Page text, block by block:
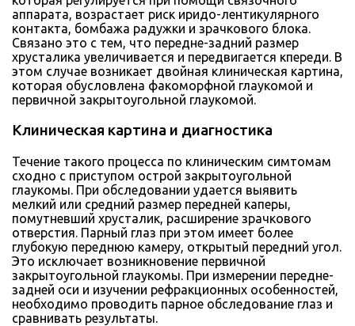
аппарата, возрастает риск иридо-лентикулярного
контакта, бомбажа радужки и зрачкового блока.
Связано это с тем, что передне-задний размер
хрусталика увеличивается и передвигается кпереди. В
этом случае возникает двойная клиническая картина,
которая обусловлена факоморфной глаукомой и
первичной закрытоугольной глаукомой.
Клиническая картина и диагностика
Течение такого процесса по клиническим симтомам
сходно с приступом острой закрытоугольной
глаукомы. При обследовании удается выявить
мелкий или средний размер передней каперы,
помутневший хрусталик, расширение зрачкового
отверстия. Парный глаз при этом имеет более
глубокую переднюю камеру, открытый передний угол.
Это исключает возникновение первичной
закрытоугольной глаукомы. При измерении передне-
задней оси и изучении рефракционных особенностей,
необходимо проводить парное обследование глаз и
сравнивать результаты.